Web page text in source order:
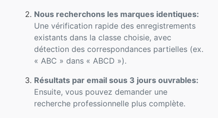
Nous recherchons les marques identiques:
Une vérification rapide des enregistrements
existants dans la classe choisie, avec
détection des correspondances partielles (ex.
« ABC » dans « ABCD »).
Résultats par email sous 3 jours ouvrables:
Ensuite, vous pouvez demander une
recherche professionnelle plus complète.